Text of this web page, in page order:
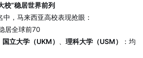
校”稳居世界前列
，马来西亚高校表现抢眼：
居全球前70
国立大学（UKM） 理科大学（USM）
：均